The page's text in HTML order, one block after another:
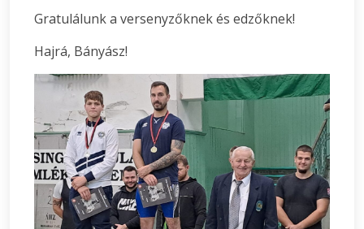
Gratulálunk a versenyzőknek és edzőknek!
Hajrá, Bányász!